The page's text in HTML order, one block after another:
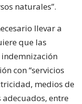
naturales”.
llevar a
que las
indemnización
con “servicios
medios de
adecuados, entre